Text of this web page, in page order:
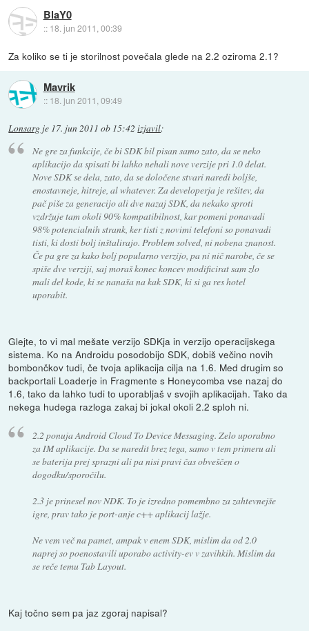
BlaY0
:: 18. jun 2011, 00:39
Za koliko se ti je storilnost povečala glede na 2.2 oziroma 2.1?
Mavrik
:: 18. jun 2011, 09:49
Lonsarg je 17. jun 2011 ob 15:42 izjavil:
Ne gre za funkcije, če bi SDK bil pisan samo zato, da se neko
aplikacijo da spisati bi lahko nehali nove verzije pri 1.0 delat.
Nove SDK se dela, zato, da se določene stvari naredi boljše,
enostavneje, hitreje, al whatever. Za developerja je rešitev, da
pač piše za generacijo ali dve nazaj SDK, da nekako sproti
vzdržuje tam okoli 90% kompatibilnost, kar pomeni ponavadi
98% potencialnih strank, ker tisti z novimi telefoni so ponavadi
tisti, ki dosti bolj inštalirajo. Problem solved, ni nobena znanost.
Če pa gre za kako bolj popularno verzijo, pa ni nič narobe, če se
spiše dve verziji, saj moraš konec koncev modificirat sam zlo
mali del kode, ki se nanaša na kak SDK, ki si ga res hotel
uporabit.
Glejte, to vi mal mešate verzijo SDKja in verzijo operacijskega
sistema. Ko na Androidu posodobijo SDK, dobiš večino novih
bombončkov tudi, če tvoja aplikacija cilja na 1.6. Med drugim so
backportali Loaderje in Fragmente s Honeycomba vse nazaj do
1.6, tako da lahko tudi to uporabljaš v svojih aplikacijah. Tako da
nekega hudega razloga zakaj bi jokal okoli 2.2 sploh ni.
2.2 ponuja Android Cloud To Device Messaging. Zelo uporabno
za IM aplikacije. Da se naredit brez tega, samo v tem primeru ali
se baterija prej sprazni ali pa nisi pravi čas obveščen o
dogodku/sporočilu.
2.3 je prinesel nov NDK. To je izredno pomembno za zahtevnejše
igre, prav tako je port-anje c++ aplikacij lažje.
Ne vem več na pamet, ampak v enem SDK, mislim da od 2.0
naprej so poenostavili uporabo activity-ev v zavihkih. Mislim da
se reče temu Tab Layout.
Kaj točno sem pa jaz zgoraj napisal?